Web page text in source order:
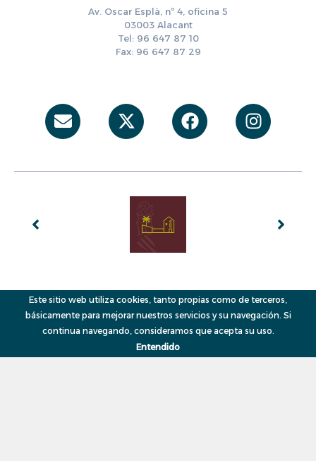
Av. Oscar Esplà, nº 4, oficina 5
03003 Alacant
Tel: 96 647 87 10
Fax: 96 647 87 29
Envelope
X-
twitter
Facebook
© 2026, VAERSA OBERTA, Generalitat Valenciana
Menú
Este sitio web utiliza cookies, tanto propias como de terceros,
básicamente para mejorar nuestros servicios y su navegación. Si
continua navegando, consideramos que acepta su uso.
Entendido